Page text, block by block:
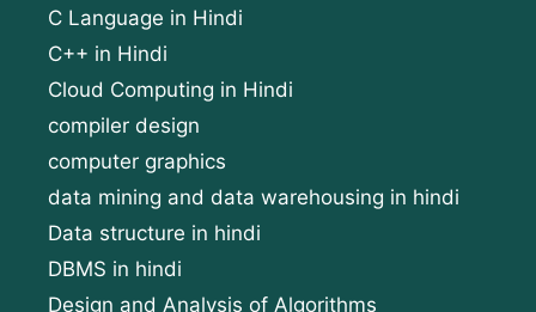
C Language in Hindi
C++ in Hindi
Cloud Computing in Hindi
compiler design
computer graphics
data mining and data warehousing in hindi
Data structure in hindi
DBMS in hindi
Design and Analysis of Algorithms